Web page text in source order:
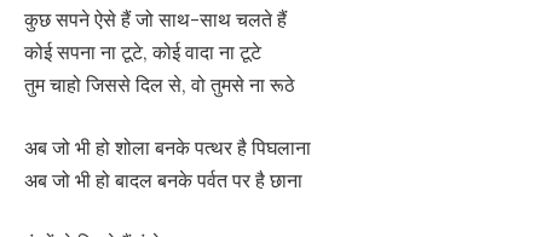
कुछ सपने ऐसे हैं जो साथ-साथ चलते हैं
कोई सपना ना टूटे, कोई वादा ना टूटे
तुम चाहो जिससे दिल से, वो तुमसे ना रूठे
अब जो भी हो शोला बनके पत्थर है पिघलाना
अब जो भी हो बादल बनके पर्वत पर है छाना